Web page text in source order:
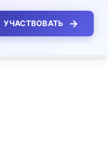
УЧАСТВОВАТЬ →